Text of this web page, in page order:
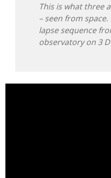
This is what three
– seen from
lapse sequence
observatory on 3